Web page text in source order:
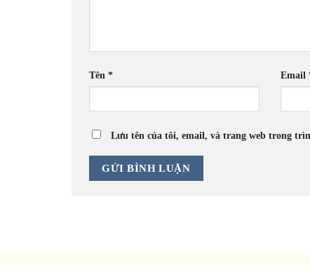
Tên * Email
Lưu tên của tôi, email, và trang web trong